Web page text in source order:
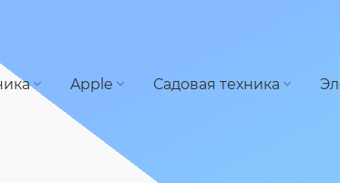
Apple Садовая техника